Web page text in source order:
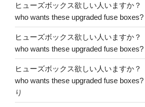
ヒューズボックス欲しい人いますか
who wants these upgraded fuse boxes?
ヒューズボックス欲しい人いますか
who wants these upgraded fuse boxes?
ヒューズボックス欲しい人いますか
who wants these upgraded fuse boxes?
り